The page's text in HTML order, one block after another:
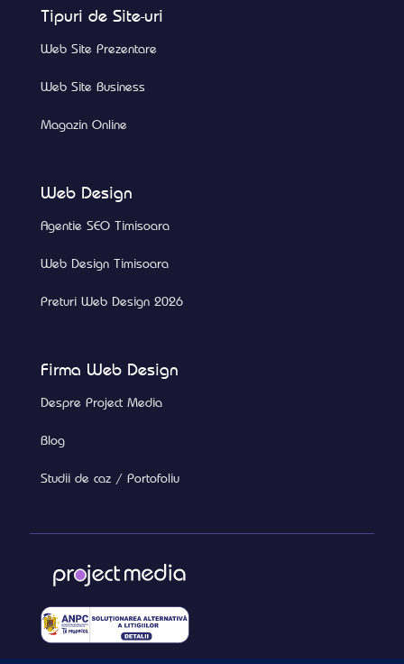
Tipuri de Site-uri
Web Site Prezentare
Web Site Business
Magazin Online
Web Design
Agentie SEO Timisoara
Web Design Timisoara
Preturi Web Design 2026
Firma Web Design
Despre Project Media
Blog
Studii de caz / Portofoliu